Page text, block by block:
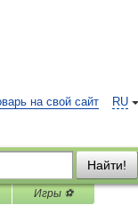
RU
на свой сайт
Найти!
Игры ⚽